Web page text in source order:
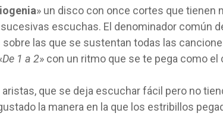
» un disco con once cortes que tienen
escuchas. El denominador común
las que se sustentan todas las
De 1 a 2» con un ritmo que se te pega como el
que se deja escuchar fácil pero no
la manera en la que los estribillos